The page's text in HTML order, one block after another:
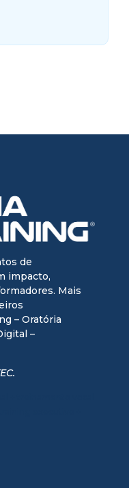
de
impacto,
Mais
– Oratória
–